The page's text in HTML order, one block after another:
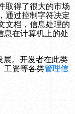
取得了很大的市场
通过控制字符决定
文档，信息处理的
在计算机上的处
展。开发者在此类
工资等各类管理信